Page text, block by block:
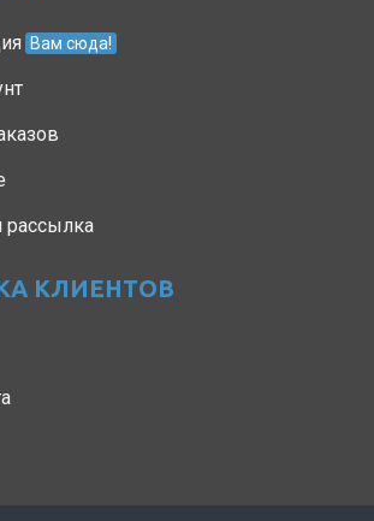
Вам сюда!
рассылка
КЛИЕНТОВ